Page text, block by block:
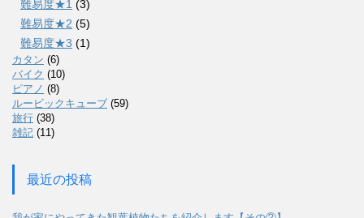
難易度★1 (3)
難易度★2 (5)
難易度★3 (1)
カタン (6)
バイク (10)
ピアノ (8)
ルービックキューブ (59)
旅行 (38)
雑記 (11)
最近の投稿